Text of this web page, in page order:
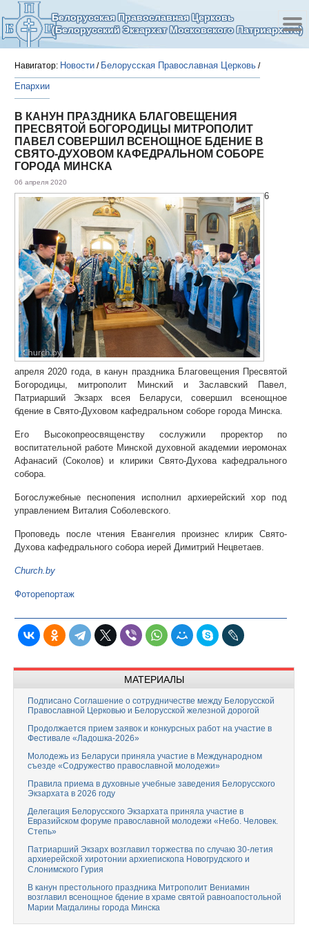
Белорусская Православная Церковь
(Белорусский Экзархат Московского Патриархата)
Навигатор: Новости / Белорусская Православная Церковь /
Епархии
В КАНУН ПРАЗДНИКА БЛАГОВЕЩЕНИЯ
ПРЕСВЯТОЙ БОГОРОДИЦЫ МИТРОПОЛИТ
ПАВЕЛ СОВЕРШИЛ ВСЕНОЩНОЕ БДЕНИЕ В
СВЯТО-ДУХОВОМ КАФЕДРАЛЬНОМ СОБОРЕ
ГОРОДА МИНСКА
06 апреля 2020
6
апреля 2020 года, в канун праздника Благовещения Пресвятой
Богородицы, митрополит Минский и Заславский Павел,
Патриарший Экзарх всея Беларуси, совершил всенощное
бдение в Свято-Духовом кафедральном соборе города Минска.
Его Высокопреосвященству сослужили проректор по
воспитательной работе Минской духовной академии иеромонах
Афанасий (Соколов) и клирики Свято-Духова кафедрального
собора.
Богослужебные песнопения исполнил архиерейский хор под
управлением Виталия Соболевского.
Проповедь после чтения Евангелия произнес клирик Свято-
Духова кафедрального собора иерей Димитрий Нецветаев.
Church.by
Фоторепортаж
МАТЕРИАЛЫ
Подписано Соглашение о сотрудничестве между Белорусской
Православной Церковью и Белорусской железной дорогой
Продолжается прием заявок и конкурсных работ на участие в
Фестивале «Ладошка-2026»
Молодежь из Беларуси приняла участие в Международном
съезде «Содружество православной молодежи»
Правила приема в духовные учебные заведения Белорусского
Экзархата в 2026 году
Делегация Белорусского Экзархата приняла участие в
Евразийском форуме православной молодежи «Небо. Человек.
Степь»
Патриарший Экзарх возглавил торжества по случаю 30-летия
архиерейской хиротонии архиепископа Новогрудского и
Слонимского Гурия
В канун престольного праздника Митрополит Вениамин
возглавил всенощное бдение в храме святой равноапостольной
Марии Магдалины города Минска